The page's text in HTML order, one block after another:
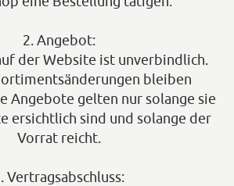
2. Angebot:
der Website ist unverbindlich.
bleiben
Angebote gelten nur solange sie
ersichtlich sind und solange der
Vorrat reicht.
Vertragsabschluss: